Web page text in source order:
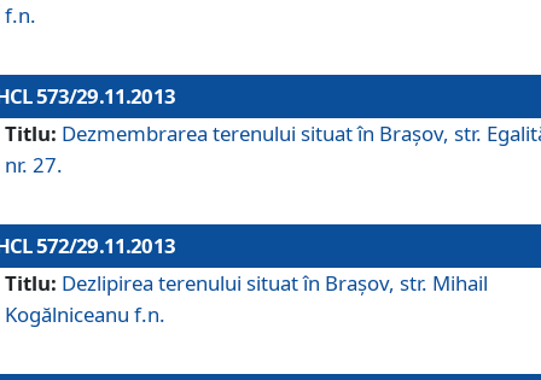
f.n.
573/29.11.2013
Titlu: Dezmembrarea terenului situat în Braşov, str.
nr. 27.
572/29.11.2013
Titlu: Dezlipirea terenului situat în Braşov, str. Mihail
Kogălniceanu f.n.